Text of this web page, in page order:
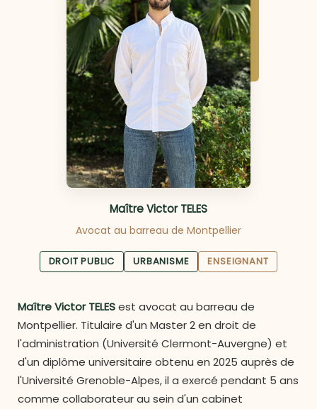
Maître Victor TELES
Avocat au barreau de Montpellier
DROIT PUBLIC URBANISME ENSEIGNANT
Maître Victor TELESest avocat au barreau de
Montpellier. Titulaire d'un Master 2 en droit de
l'administration (Université Clermont-Auvergne) et
d'un diplôme universitaire obtenu en 2025 auprès de
l'Université Grenoble-Alpes, il a exercé pendant 5 ans
comme collaborateur au sein d'un cabinet